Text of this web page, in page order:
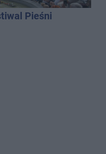
Pieśni